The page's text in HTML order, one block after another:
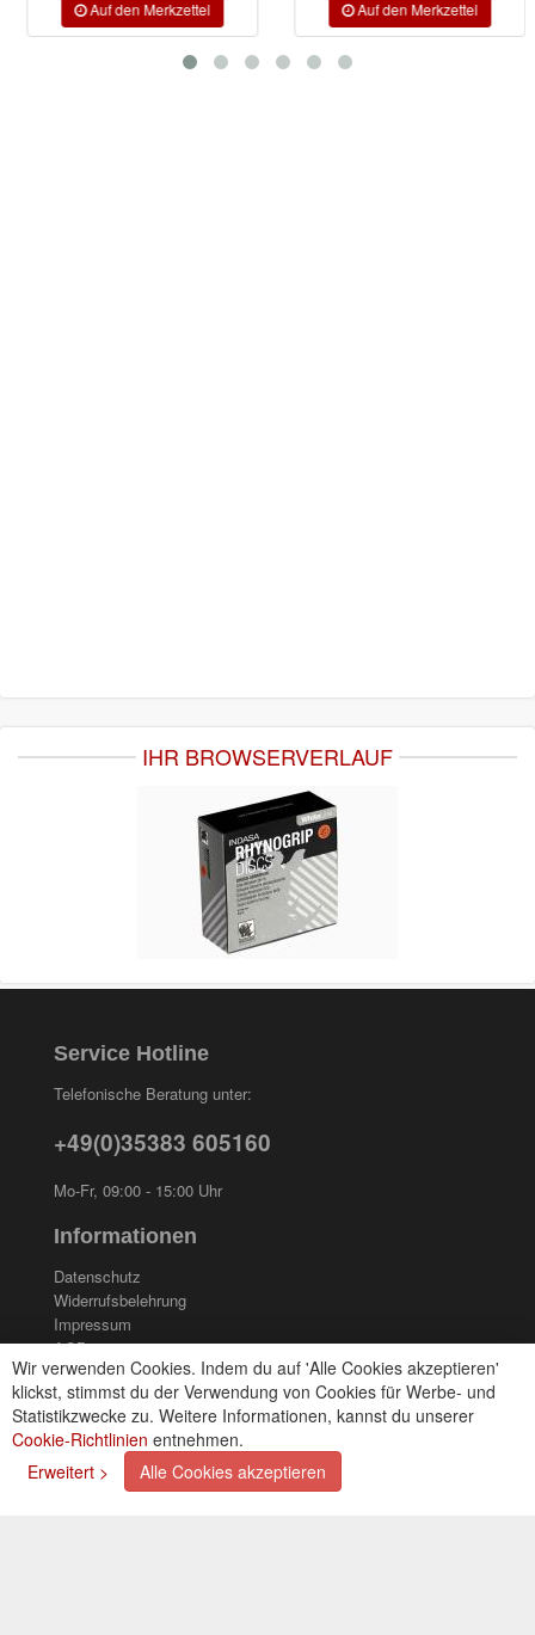
IHR BROWSERVERLAUF
Wir verwenden Cookies. Indem du auf 'Alle Cookies akzeptieren'
klickst, stimmst du der Verwendung von Cookies für Werbe- und
Statistikzwecke zu. Weitere Informationen, kannst du unserer
Cookie-Richtlinien entnehmen.
Erweitert >
Alle Cookies akzeptieren
Service Hotline
Telefonische Beratung unter:
+49(0)35383 605160
Mo-Fr, 09:00 - 15:00 Uhr
Informationen
Datenschutz
Widerrufsbelehrung
Impressum
AGB
Kontakt
Cookies einstellungen
Zahlungsarten